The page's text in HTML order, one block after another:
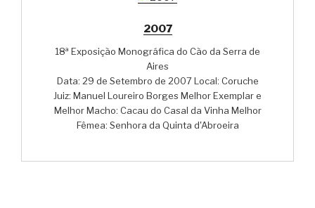
2007
18ª Exposição Monográfica do Cão da Serra de
Aires
Data: 29 de Setembro de 2007 Local: Coruche
Juiz: Manuel Loureiro Borges Melhor Exemplar e
Melhor Macho: Cacau do Casal da Vinha Melhor
Fêmea: Senhora da Quinta d'Abroeira